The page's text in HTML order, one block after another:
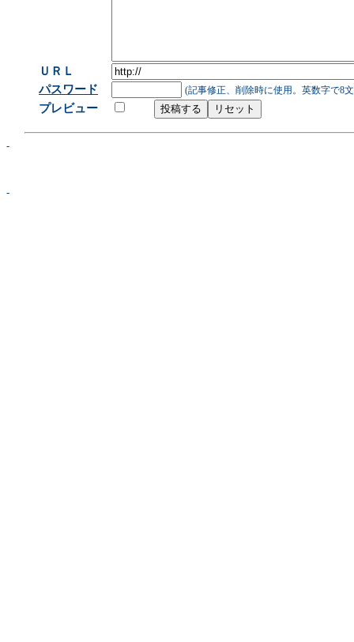
ＵＲＬ
パスワード
(記事修正、削除時に使用。英数字で8
プレビュー
-
-